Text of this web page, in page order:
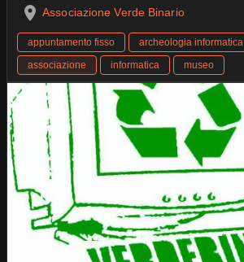
Associazione Verde Binario
appuntamento fisso archeologia informatica
associazione
informatica museo